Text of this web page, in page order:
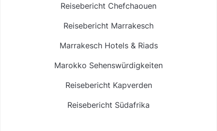
Reisebericht Chefchaouen
Reisebericht Marrakesch
Marrakesch Hotels & Riads
Marokko Sehenswürdigkeiten
Reisebericht Kapverden
Reisebericht Südafrika